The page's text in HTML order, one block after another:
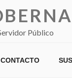
Público
CONTACTO